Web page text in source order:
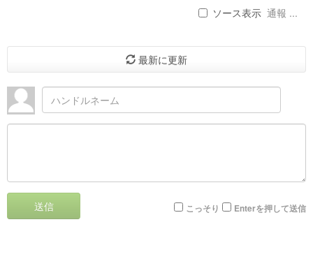
ソース表示 通報 ...
最新に更新
送信 こっそり Enterを押して送信